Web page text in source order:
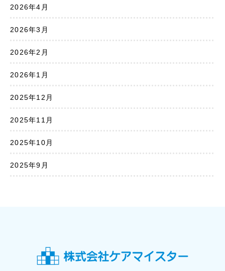
2026年4月
2026年3月
2026年2月
2026年1月
2025年12月
2025年11月
2025年10月
2025年9月